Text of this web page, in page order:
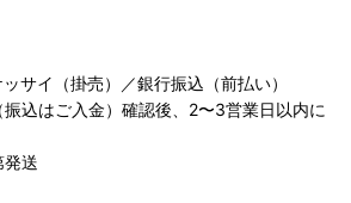
サイ（掛売）／銀行振込（前払い）
振込はご入金）確認後、2〜3営業日以内に
発送